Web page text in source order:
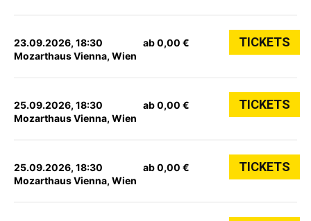
23.09.2026, 18:30
Mozarthaus Vienna, Wien
ab 0,00 € TICKETS
25.09.2026, 18:30
Mozarthaus Vienna, Wien
ab 0,00 € TICKETS
25.09.2026, 18:30
Mozarthaus Vienna, Wien
ab 0,00 € TICKETS